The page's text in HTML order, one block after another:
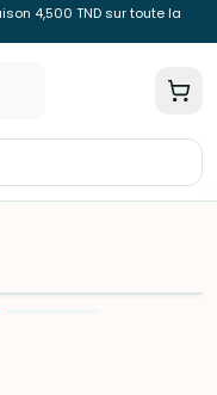
4,500 TND sur toute la